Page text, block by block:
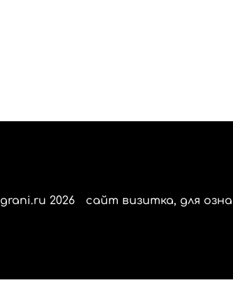
2026 сайт визитка, для